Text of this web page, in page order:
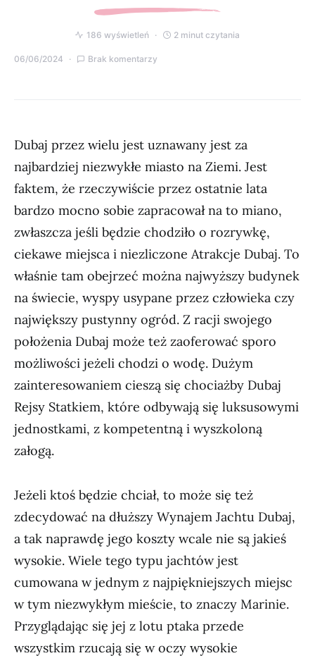
186 wyświetleń 2 minut czytania
06/06/2024 Brak komentarzy
Dubaj przez wielu jest uznawany jest za
najbardziej niezwykłe miasto na Ziemi. Jest
faktem, że rzeczywiście przez ostatnie lata
bardzo mocno sobie zapracował na to miano,
zwłaszcza jeśli będzie chodziło o rozrywkę,
ciekawe miejsca i niezliczone Atrakcje Dubaj. To
właśnie tam obejrzeć można najwyższy budynek
na świecie, wyspy usypane przez człowieka czy
największy pustynny ogród. Z racji swojego
położenia Dubaj może też zaoferować sporo
możliwości jeżeli chodzi o wodę. Dużym
zainteresowaniem cieszą się chociażby Dubaj
Rejsy Statkiem, które odbywają się luksusowymi
jednostkami, z kompetentną i wyszkoloną
załogą.
Jeżeli ktoś będzie chciał, to może się też
zdecydować na dłuższy Wynajem Jachtu Dubaj,
a tak naprawdę jego koszty wcale nie są jakieś
wysokie. Wiele tego typu jachtów jest
cumowana w jednym z najpiękniejszych miejsc
w tym niezwykłym mieście, to znaczy Marinie.
Przyglądając się jej z lotu ptaka przede
wszystkim rzucają się w oczy wysokie